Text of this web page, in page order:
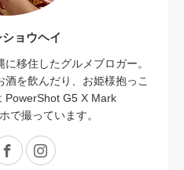
ョウヘイ
移住したグルメブロガー。
を飲んだり、お姫様抱っこ
PowerShot G5 X Mark
で撮っています。
FacebookInstagram